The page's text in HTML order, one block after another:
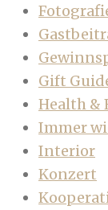
Gift
Health &
Immer
Interior
Konzert